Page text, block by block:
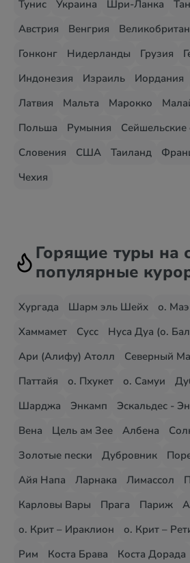
Тунис Украина Шри-Ланка
Австрия
Венгрия
Гонконг
Нидерланды Грузия
Индонезия
Израиль Иордания
Латвия
Мальта Марокко
Польша
Румыния Сейшельские
Словения
США Таиланд
Чехия
Горящие туры на
популярные
Хургада Шарм эль Шейх о. Маэ
Хаммамет
Сусс
Нуса Дуа (о.
Ари (Алифу) Атолл
Северный
Паттайя
о. Пхукет о. Самуи
Шарджа
Энкамп Эскальдес -
Вена
Цель ам Зее Албена
Золотые пески
Дубровник
Айя Напа
Ларнака Лимассол
Карловы Вары
Прага Париж
о. Крит – Ираклион
о. Крит –
Рим
Коста Брава Коста Дорада